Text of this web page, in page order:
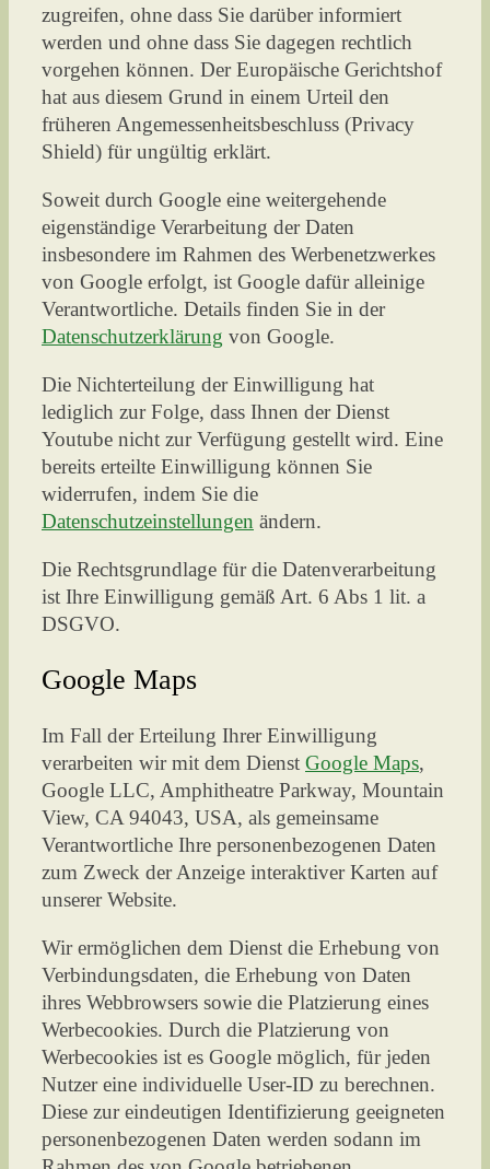
zugreifen, ohne dass Sie darüber informiert
werden und ohne dass Sie dagegen rechtlich
vorgehen können. Der Europäische Gerichtshof
hat aus diesem Grund in einem Urteil den
früheren Angemessenheitsbeschluss (Privacy
Shield) für ungültig erklärt.
Soweit durch Google eine weitergehende
eigenständige Verarbeitung der Daten
insbesondere im Rahmen des Werbenetzwerkes
von Google erfolgt, ist Google dafür alleinige
Verantwortliche. Details finden Sie in der
Datenschutzerklärung von Google.
Die Nichterteilung der Einwilligung hat
lediglich zur Folge, dass Ihnen der Dienst
Youtube nicht zur Verfügung gestellt wird. Eine
bereits erteilte Einwilligung können Sie
widerrufen, indem Sie die
Datenschutzeinstellungen ändern.
Die Rechtsgrundlage für die Datenverarbeitung
ist Ihre Einwilligung gemäß Art. 6 Abs 1 lit. a
DSGVO.
Google Maps
Im Fall der Erteilung Ihrer Einwilligung
verarbeiten wir mit dem Dienst Google Maps,
Google LLC, Amphitheatre Parkway, Mountain
View, CA 94043, USA, als gemeinsame
Verantwortliche Ihre personenbezogenen Daten
zum Zweck der Anzeige interaktiver Karten auf
unserer Website.
Wir ermöglichen dem Dienst die Erhebung von
Verbindungsdaten, die Erhebung von Daten
ihres Webbrowsers sowie die Platzierung eines
Werbecookies. Durch die Platzierung von
Werbecookies ist es Google möglich, für jeden
Nutzer eine individuelle User-ID zu berechnen.
Diese zur eindeutigen Identifizierung geeigneten
personenbezogenen Daten werden sodann im